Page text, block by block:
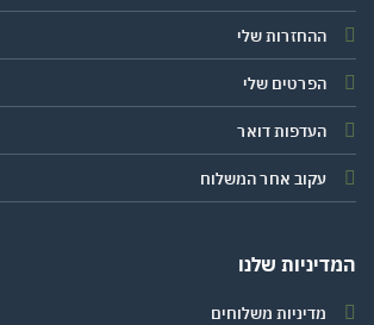
ההחזרות שלי
הפרטים שלי
העדפות דואר
עקוב אחר המשלוח
שלנו
מדיניות משלוחים